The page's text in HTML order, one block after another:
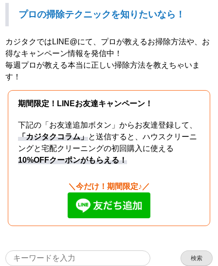
プロの掃除テクニックを知りたいなら！
カジタクではLINE@にて、プロが教えるお掃除方法や、お
得なキャンペーン情報を発信中！
毎週プロが教える本当に正しい掃除方法を教えちゃいま
す！
期間限定！LINEお友達キャンペーン！
下記の「お友達追加ボタン」からお友達登録して、
「カジタクコラム」と送信すると、ハウスクリーニ
ングと宅配クリーニングの初回購入に使える
10%OFFクーポンがもらえる！
＼今だけ！期間限定♪／
検索